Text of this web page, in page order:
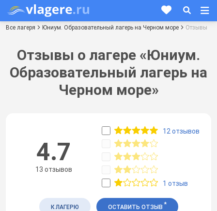
Все лагеря Юниум. Образовательный лагерь на Черном море Отзывы
Отзывы о лагере «Юниум.
Образовательный лагерь на
Черном море»
4.7
13 отзывов
12 отзывов
1 отзыв
К ЛАГЕРЮ ОСТАВИТЬ ОТЗЫВ *